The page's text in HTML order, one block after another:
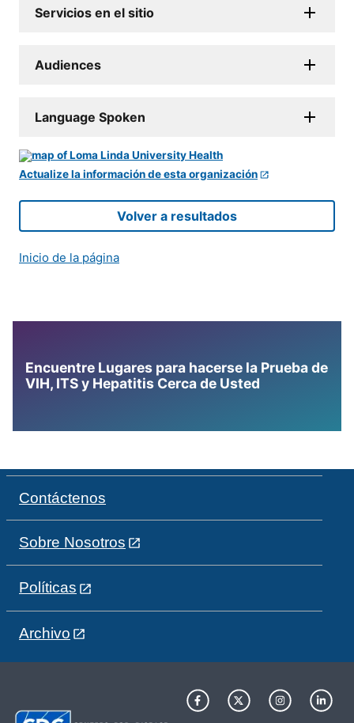
Servicios en el sitio
Audiences
Language Spoken
Actualize la información de esta organización
Volver a resultados
Inicio de la página
Encuentre Lugares para hacerse la Prueba de
VIH, ITS y Hepatitis Cerca de Usted
Contáctenos
Sobre Nosotros
Políticas
Archivo